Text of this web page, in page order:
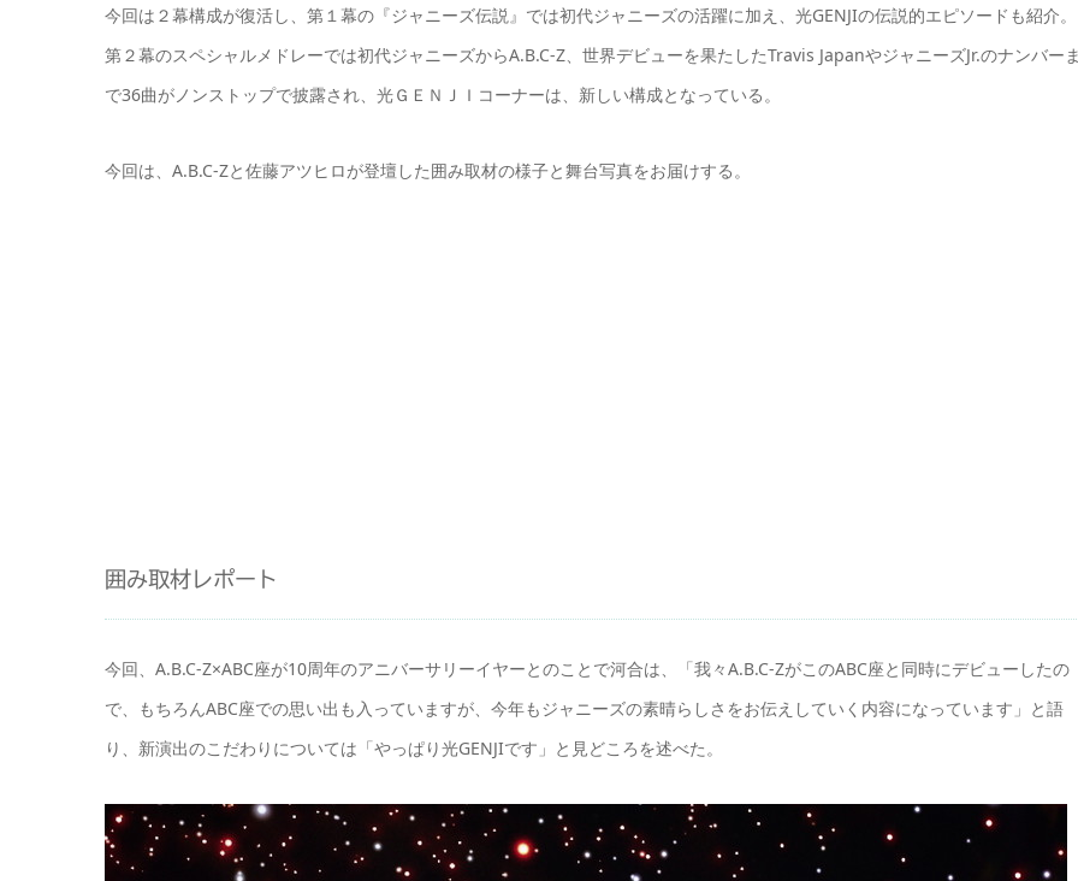
今回は２幕構成が復活し、第１幕の『ジャニーズ伝説』では初代ジャニーズの活躍に加え、光GENJIの伝説的エピソードも紹介。
第２幕のスペシャルメドレーでは初代ジャニーズからA.B.C-Z、世界デビューを果たしたTravis JapanやジャニーズJr.のナンバー
で36曲がノンストップで披露され、光ＧＥＮＪＩコーナーは、新しい構成となっている。
今回は、A.B.C-Zと佐藤アツヒロが登壇した囲み取材の様子と舞台写真をお届けする。
囲み取材レポート
今回、A.B.C-Z×ABC座が10周年のアニバーサリーイヤーとのことで河合は、「我々A.B.C-ZがこのABC座と同時にデビューしたの
で、もちろんABC座での思い出も入っていますが、今年もジャニーズの素晴らしさをお伝えしていく内容になっています」と語
り、新演出のこだわりについては「やっぱり光GENJIです」と見どころを述べた。